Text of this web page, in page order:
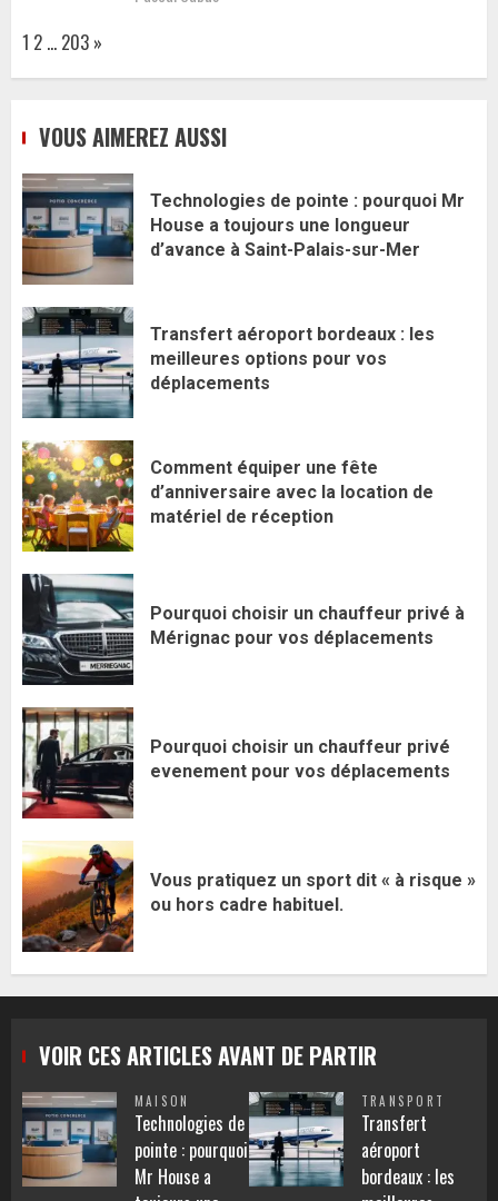
Page:
1 2 … 203 Next
»
VOUS AIMEREZ AUSSI
Technologies de pointe : pourquoi Mr
House a toujours une longueur
d’avance à Saint-Palais-sur-Mer
Transfert aéroport bordeaux : les
meilleures options pour vos
déplacements
Comment équiper une fête
d’anniversaire avec la location de
matériel de réception
Pourquoi choisir un chauffeur privé à
Mérignac pour vos déplacements
Pourquoi choisir un chauffeur privé
evenement pour vos déplacements
Vous pratiquez un sport dit « à risque »
ou hors cadre habituel.
VOIR CES ARTICLES AVANT DE PARTIR
MAISON
Technologies de
pointe : pourquoi
Mr House a
TRANSPORT
Transfert
aéroport
bordeaux : les